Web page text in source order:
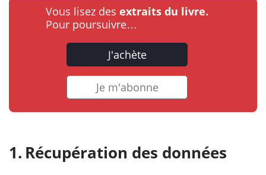
Vous lisez des extraits du livre.
Pour poursuivre…
J'achète
Je m'abonne
Récupération des données